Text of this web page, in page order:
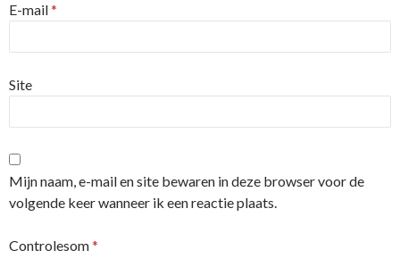
E-mail*
Site
Mijn naam, e-mail en site bewaren in deze browser voor de
volgende keer wanneer ik een reactie plaats.
Controlesom*